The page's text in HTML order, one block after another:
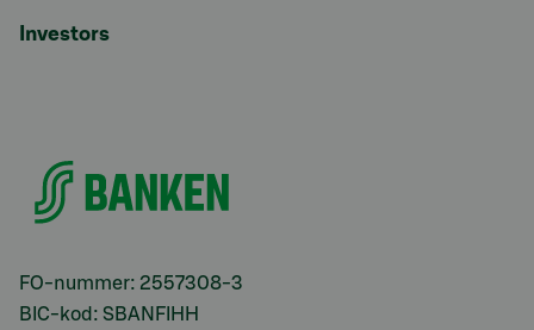
Investors
FO-nummer: 2557308-3
BIC-kod: SBANFIHH